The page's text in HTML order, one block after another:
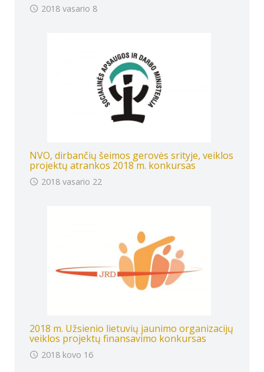
2018 vasario 8
NVO, dirbančių šeimos gerovės srityje, veiklos
projektų atrankos 2018 m. konkursas
2018 vasario 22
2018 m. Užsienio lietuvių jaunimo organizacijų
veiklos projektų finansavimo konkursas
2018 kovo 16